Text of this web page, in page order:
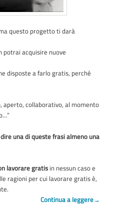
questo progetto ti darà
potrai acquisire nuove
disposte a farlo gratis, perché
aperto, collaborativo, al momento
una di queste frasi almeno una
lavorare gratisin nessun caso e
ragioni per cui lavorare gratis è,
Continua a leggere→